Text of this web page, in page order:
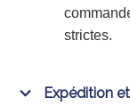
strictes.
Expédition